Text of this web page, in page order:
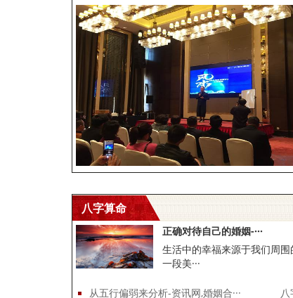
八字算命
正确对待自己的婚姻-···
生活中的幸福来源于我们周围
一段美···
从五行偏弱来分析-资讯网,婚姻合···